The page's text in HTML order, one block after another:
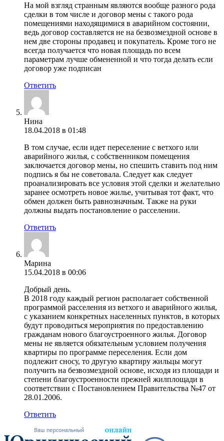
На мой взгляд странным являются вообще разного рода
сделки в том числе и договор мены с такого рода
помещениями находящимися в аварийном состоянии,
ведь договор составляется не на безвозмездной основе в
нем две стороны продавец и покупатель. Кроме того не
всегда получается что новая площадь по всем
параметрам лучше обмененной и что тогда делать если
договор уже подписан
Ответить
Нина
18.04.2018 в 01:48
В том случае, если идет переселение с ветхого или
аварийного жилья, с собственником помещения
заключается договор мены, но спешить ставить под ним
подпись я бы не советовала. Следует как следует
проанализировать все условия этой сделки и желательно
заранее осмотреть новое жилье, учитывая тот факт, что
обмен должен быть равнозначным. Также на руки
должны выдать постановление о расселении.
Ответить
Марина
15.04.2018 в 00:06
Добрый день.
В 2018 году каждый регион располагает собственной
программой расселения из ветхого и аварийного жилья,
с указанием конкретных населенных пунктов, в которых
будут проводиться мероприятия по предоставлению
гражданам нового благоустроенного жилья. Договор
мены не является обязательным условием получения
квартиры по программе переселения. Если дом
подлежит сносу, то другую квартиру жильцы могут
получить на безвозмездной основе, исходя из площади и
степени благоустроенности прежней жилплощади в
соответствии с Постановлением Правительства №47 от
28.01.2006.
Ответить